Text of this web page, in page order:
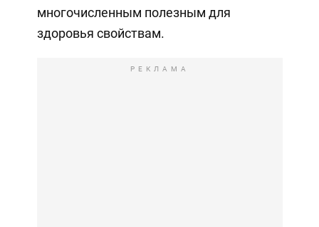
многочисленным полезным для
здоровья свойствам.
РЕКЛАМА